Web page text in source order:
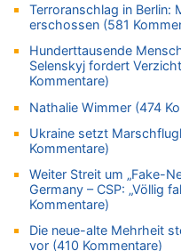
07.08.2026 - 11:23 von
Tempolimit in 30er-Zonen
07.08.2026 - 11:20 von
In Belgien missachten
Tempolimit in 30er-Zonen
07.08.2026 - 11:15 von
Wie kam es zur Ceuta-
07.08.2026 - 11:12 von
Wasserstand des Rheins
07.08.2026 - 10:29 von
Aachen ab 11. August
Terroranschlag in Berlin:
erschossen (581
Hunderttausende
Selenskyj fordert
Kommentare)
Nathalie Wimmer (474
Ukraine setzt
Kommentare)
Weiter Streit um „Fake-
Germany – CSP: „Völlig
Kommentare)
Die neue-alte Mehrheit
vor (410 Kommentare)